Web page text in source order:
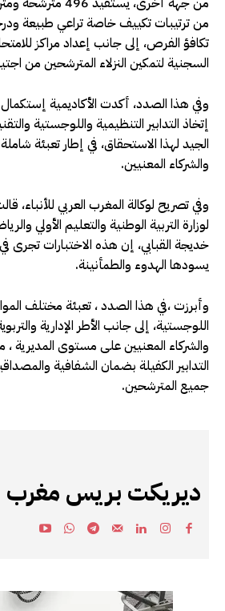
من ترتيبات تكييف خاصة تراعي طبيعة
تكافؤ الفرص، إلى جانب إعداد مراكز
السجنية لتمكين النزلاء المترشحين من
وفي هذا الصدد، أكدت الأكاديمية
إتخاذ التدابير التنظيمية واللوجستية
الجيد لهذا الاستحقاق، في إطار تعبئة
والشركاء المعنيين.
وفي تصريح لوكالة المغرب العربي للأنباء،
لوزارة التربية الوطنية والتعليم الأولي
خديجة القبابي، إن هذه الاختبارات
يسودها الهدوء والطمأنينة.
وأبرزت ،في هذا الصدد ، تعبئة مختلف
اللوجستية، إلى جانب الأطر الإدارية
والشركاء المعنيين على مستوى المديرية
التدابير الكفيلة بضمان الشفافية
جميع المترشحين.
ديريكت بريس مغرب